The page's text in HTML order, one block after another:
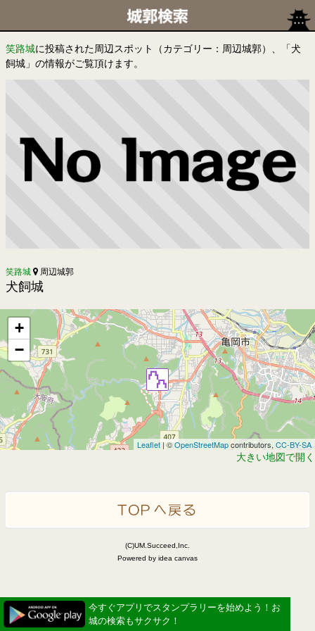
笑路城に投稿された周辺スポット（カテゴリー：周辺城郭）、「犬
飼城」の情報がご覧頂けます。
笑路城 周辺城郭
犬飼城
+
−
Leaflet | ©OpenStreetMapcontributors, CC-BY-SA
大きい地図で開く
(C)UM.Succeed,Inc.
Powered by idea canvas
今すぐアプリでスタンプラリーを始めよう！お
城の検索もサクサク！